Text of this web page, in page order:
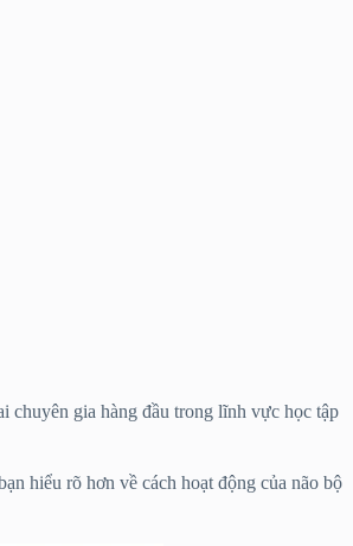
chuyên gia hàng đầu trong lĩnh vực học tập
hiểu rõ hơn về cách hoạt động của não bộ